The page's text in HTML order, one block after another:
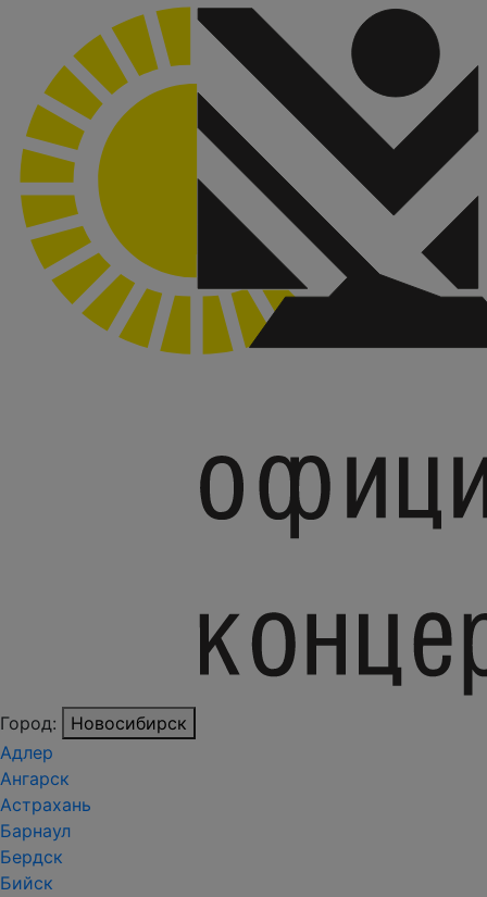
Город:
Новосибирск
Адлер
Ангарск
Астрахань
Барнаул
Бердск
Бийск